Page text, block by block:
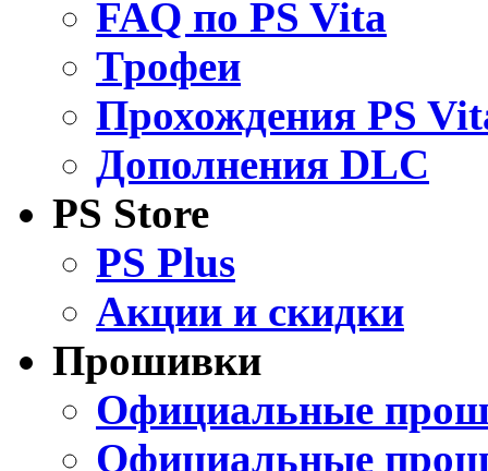
FAQ по PS Vita
Трофеи
Прохождения PS
Дополнения DLC
PS Store
PS Plus
Акции и скидки
Прошивки
Официальные
Официальные